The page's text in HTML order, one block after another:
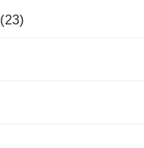
(23)